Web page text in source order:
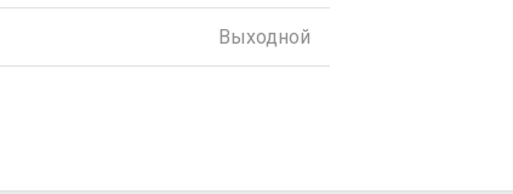
Выходной